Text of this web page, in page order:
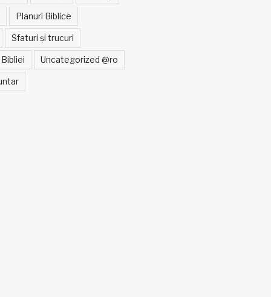
Planuri Biblice
Sfaturi și trucuri
Uncategorized @ro